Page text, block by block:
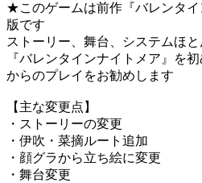
★このゲームは前作『バレンタ
版です
ストーリー、舞台、システムほ
『バレンタインナイトメア』を
からのプレイをお勧めします
【主な変更点】
・ストーリーの変更
・伊吹・菜摘ルート追加
・顔グラから立ち絵に変更
・舞台変更